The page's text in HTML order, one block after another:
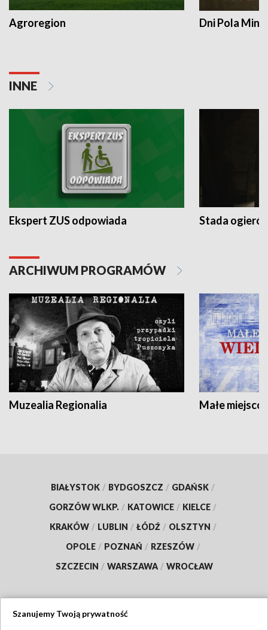
Agroregion Dni Pola
INNE
Ekspert ZUS odpowiada Stada
ARCHIWUM PROGRAMÓW
Muzealia Regionalia Małe
BIAŁYSTOK / BYDGOSZCZ / GDAŃSK /
GORZÓW WLKP. / KATOWICE / KIELCE /
KRAKÓW / LUBLIN / ŁÓDŹ / OLSZTYN /
OPOLE / POZNAŃ / RZESZÓW /
SZCZECIN / WARSZAWA / WROCŁAW
Szanujemy Twoją prywatność